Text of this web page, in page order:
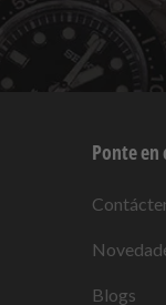
Ponte
Blogs